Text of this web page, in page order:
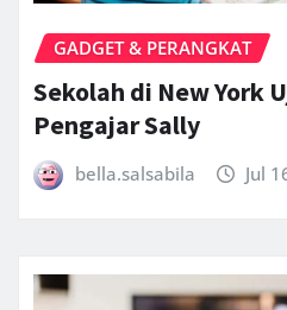
GADGET & PERANGKAT
Sekolah di New York
Pengajar Sally
bella.salsabila Jul